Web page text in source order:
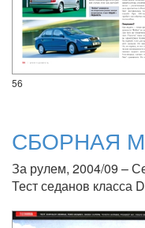
56
СБОРНАЯ
За рулем, 2004/09 –
Тест седанов класса D